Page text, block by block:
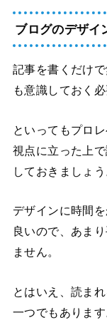
ブログのデザイ
記事を書くだけ
も意識しておく
といってもプロ
視点に立った上
しておきましょう
デザインに時間
良いので、あま
ません。
とはいえ、読ま
一つでもあります